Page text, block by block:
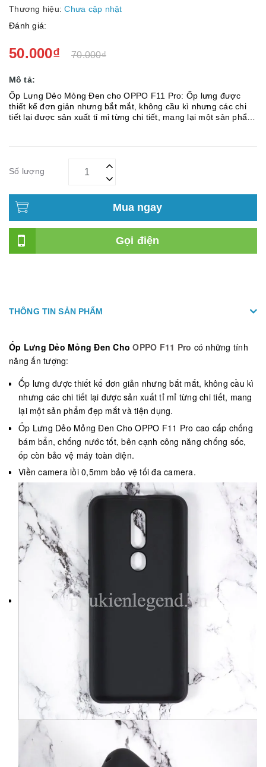
Thương hiệu: Chưa cập nhật
Đánh giá:
50.000₫ 70.000₫
Mô tả:
Ốp Lưng Dẻo Mỏng Đen cho OPPO F11 Pro: Ốp lưng được
thiết kế đơn giản nhưng bắt mắt, không cầu kì nhưng các chi
tiết lại được sản xuất tỉ mỉ từng chi tiết, mang lại một sản phẩm
Số lượng
Mua ngay
Gọi điện
THÔNG TIN SẢN PHẨM
Ốp Lưng Dẻo Mỏng Đen ChoOPPO F11 Pro có những tính
năng ấn tượng:
Ốp lưng được thiết kế đơn giản nhưng bắt mắt, không cầu kì
nhưng các chi tiết lại được sản xuất tỉ mỉ từng chi tiết, mang
lại một sản phẩm đẹp mắt và tiện dụng.
Ốp Lưng Dẻo Mỏng Đen Cho OPPO F11 Pro cao cấp chống
bám bẩn, chống nước tốt, bên cạnh công năng chống sốc,
ốp còn bảo vệ máy toàn diện.
Viền camera lồi 0,5mm bảo vệ tối đa camera.